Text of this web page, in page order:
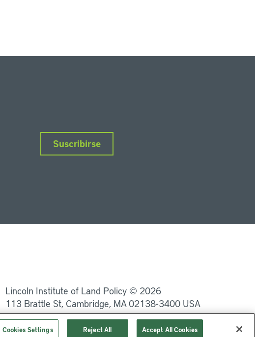
Suscribirse
Lincoln Institute of Land Policy © 2026
113 Brattle St, Cambridge, MA 02138-3400 USA
Ayuda
Privacidad Términos de uso
Cookies Settings Reject All Accept All Cookies